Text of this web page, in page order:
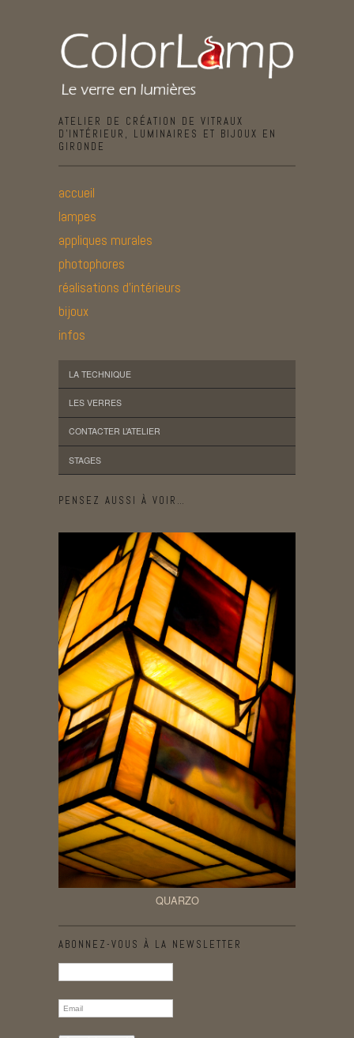
ATELIER DE CRÉATION DE VITRAUX
D’INTÉRIEUR, LUMINAIRES ET BIJOUX EN
GIRONDE
accueil
lampes
appliques murales
photophores
réalisations d’intérieurs
bijoux
infos
LA TECHNIQUE
LES VERRES
CONTACTER L’ATELIER
STAGES
PENSEZ AUSSI À VOIR…
QUARZO
ABONNEZ-VOUS À LA NEWSLETTER